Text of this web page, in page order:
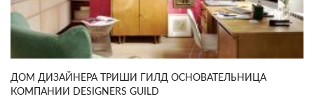
ДОМ ДИЗАЙНЕРА ТРИШИ ГИЛД ОСНОВАТЕЛЬНИЦА
КОМПАНИИ DESIGNERS GUILD